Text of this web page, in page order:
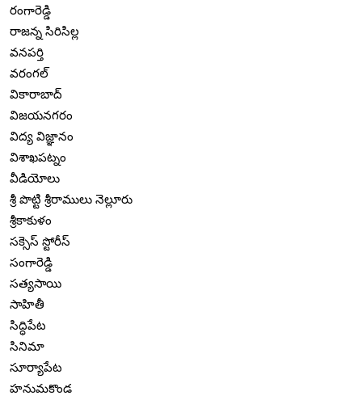
రంగారెడ్డి
రాజన్న సిరిసిల్ల
వనపర్తి
వరంగల్
వికారాబాద్
విజయనగరం
విద్య విజ్ఞానం
విశాఖపట్నం
వీడియోలు
శ్రీ పొట్టి శ్రీరాములు నెల్లూరు
శ్రీకాకుళం
సక్సెస్ స్టోరీస్
సంగారెడ్డి
సత్యసాయి
సాహితీ
సిద్ధిపేట
సినిమా
సూర్యాపేట
హనుమకొండ